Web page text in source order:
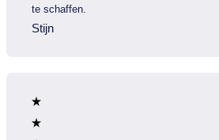
te schaffen.
Stijn